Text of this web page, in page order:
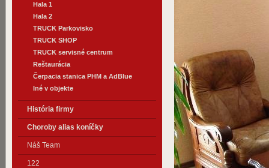
Hala 1
Hala 2
TRUCK Parkovisko
TRUCK SHOP
TRUCK servisné centrum
Reštaurácia
Čerpacia stanica PHM a AdBlue
Iné v objekte
História firmy
Choroby alias koníčky
Náš Team
122